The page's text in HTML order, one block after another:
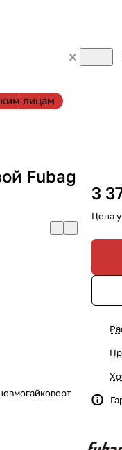
лицам
Fubag
3
Цена